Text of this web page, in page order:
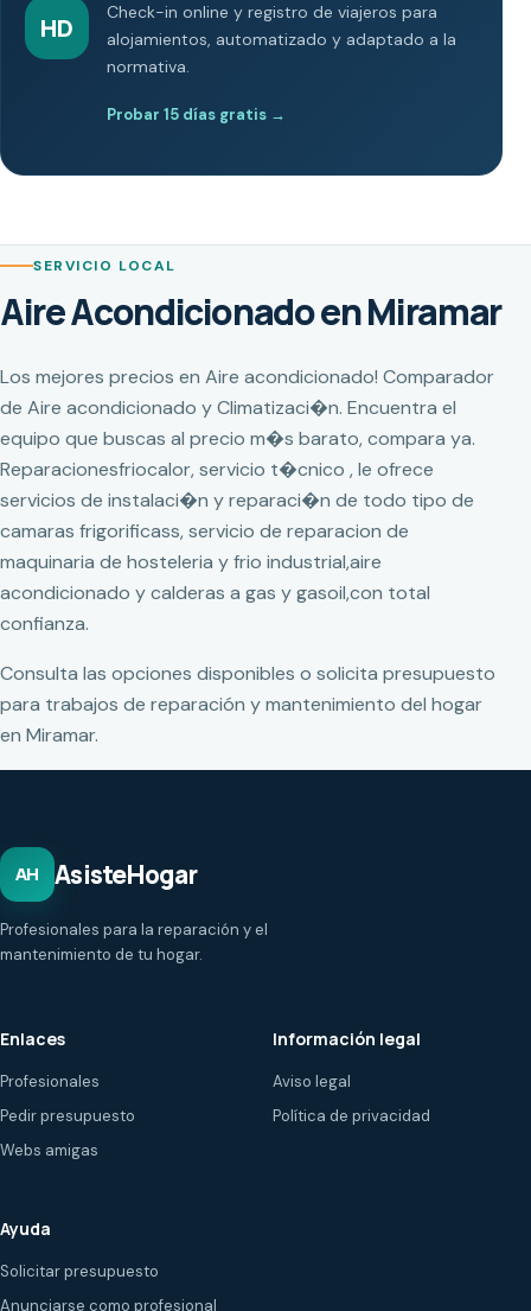
HD
Check-in online y registro de viajeros para
alojamientos, automatizado y adaptado a la
normativa.
Probar 15 días gratis →
SERVICIO LOCAL
Aire Acondicionado en Miramar
Los mejores precios en Aire acondicionado! Comparador
de Aire acondicionado y Climatizaci�n. Encuentra el
equipo que buscas al precio m�s barato, compara ya.
Reparacionesfriocalor, servicio t�cnico , le ofrece
servicios de instalaci�n y reparaci�n de todo tipo de
camaras frigorificass, servicio de reparacion de
maquinaria de hosteleria y frio industrial,aire
acondicionado y calderas a gas y gasoil,con total
confianza.
Consulta las opciones disponibles o solicita presupuesto
para trabajos de reparación y mantenimiento del hogar
en Miramar.
AH AsisteHogar
Profesionales para la reparación y el
mantenimiento de tu hogar.
Enlaces
Profesionales
Pedir presupuesto
Webs amigas
Información legal
Aviso legal
Política de privacidad
Ayuda
Solicitar presupuesto
Anunciarse como profesional